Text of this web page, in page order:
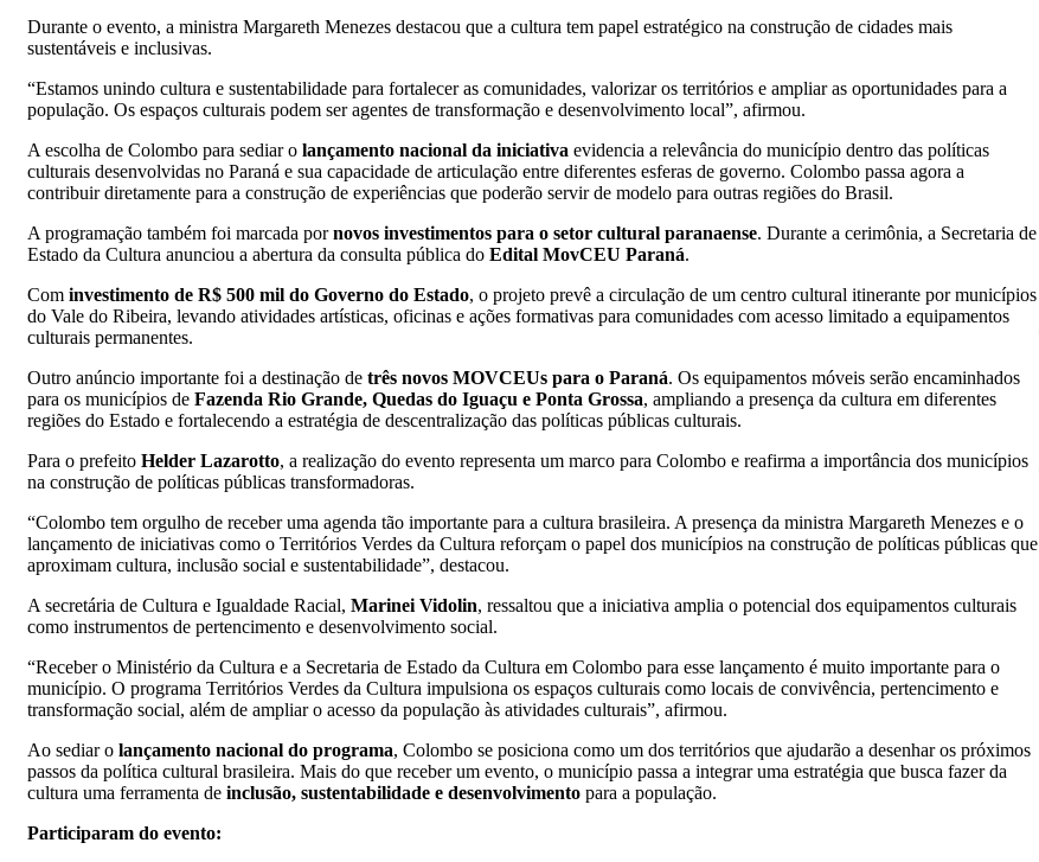
Durante o evento, a ministra Margareth Menezes destacou que a cultura tem papel estratégico na construção de cidades mais
sustentáveis e inclusivas.
“Estamos unindo cultura e sustentabilidade para fortalecer as comunidades, valorizar os territórios e ampliar as oportunidades para a
população. Os espaços culturais podem ser agentes de transformação e desenvolvimento local”, afirmou.
A escolha de Colombo para sediar o lançamento nacional da iniciativa evidencia a relevância do município dentro das políticas
culturais desenvolvidas no Paraná e sua capacidade de articulação entre diferentes esferas de governo. Colombo passa agora a
contribuir diretamente para a construção de experiências que poderão servir de modelo para outras regiões do Brasil.
A programação também foi marcada pornovos investimentos para o setor cultural paranaense. Durante a cerimônia, a Secretaria de
Estado da Cultura anunciou a abertura da consulta pública do Edital MovCEU Paraná.
Com investimento de R$ 500 mil do Governo do Estado, o projeto prevê a circulação de um centro cultural itinerante por municípios
do Vale do Ribeira, levando atividades artísticas, oficinas e ações formativas para comunidades com acesso limitado a equipamentos
culturais permanentes.
Outro anúncio importante foi a destinação de três novos MOVCEUs para o Paraná. Os equipamentos móveis serão encaminhados
para os municípios de Fazenda Rio Grande, Quedas do Iguaçu e Ponta Grossa, ampliando a presença da cultura em diferentes
regiões do Estado e fortalecendo a estratégia de descentralização das políticas públicas culturais.
Para o prefeito Helder Lazarotto, a realização do evento representa um marco para Colombo e reafirma a importância dos municípios
na construção de políticas públicas transformadoras.
“Colombo tem orgulho de receber uma agenda tão importante para a cultura brasileira. A presença da ministra Margareth Menezes e o
lançamento de iniciativas como o Territórios Verdes da Cultura reforçam o papel dos municípios na construção de políticas públicas que
aproximam cultura, inclusão social e sustentabilidade”, destacou.
A secretária de Cultura e Igualdade Racial, Marinei Vidolin, ressaltou que a iniciativa amplia o potencial dos equipamentos culturais
como instrumentos de pertencimento e desenvolvimento social.
“Receber o Ministério da Cultura e a Secretaria de Estado da Cultura em Colombo para esse lançamento é muito importante para o
município. O programa Territórios Verdes da Cultura impulsiona os espaços culturais como locais de convivência, pertencimento e
transformação social, além de ampliar o acesso da população às atividades culturais”, afirmou.
Ao sediar o lançamento nacional do programa, Colombo se posiciona como um dos territórios que ajudarão a desenhar os próximos
passos da política cultural brasileira. Mais do que receber um evento, o município passa a integrar uma estratégia que busca fazer da
cultura uma ferramenta de inclusão, sustentabilidade e desenvolvimento para a população.
Participaram do evento: